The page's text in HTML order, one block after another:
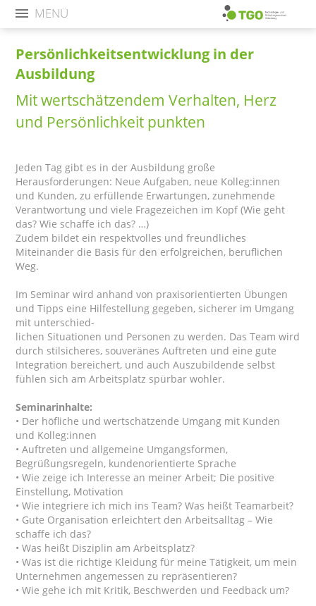
MENÜ
Persönlichkeitsentwicklung in der
Ausbildung
Mit wertschätzendem Verhalten, Herz
und Persönlichkeit punkten
Jeden Tag gibt es in der Ausbildung große
Herausforderungen: Neue Aufgaben, neue Kolleg:innen
und Kunden, zu erfüllende Erwartungen, zunehmende
Verantwortung und viele Fragezeichen im Kopf (Wie geht
das? Wie schaffe ich das? …)
Zudem bildet ein respektvolles und freundliches
Miteinander die Basis für den erfolgreichen, beruflichen
Weg.
Im Seminar wird anhand von praxisorientierten Übungen
und Tipps eine Hilfestellung gegeben, sicherer im Umgang
mit unterschied-
lichen Situationen und Personen zu werden. Das Team wird
durch stilsicheres, souveränes Auftreten und eine gute
Integration bereichert, und auch Auszubildende selbst
fühlen sich am Arbeitsplatz spürbar wohler.
Seminarinhalte:
• Der höfliche und wertschätzende Umgang mit Kunden
und Kolleg:innen
• Auftreten und allgemeine Umgangsformen,
Begrüßungsregeln, kundenorientierte Sprache
• Wie zeige ich Interesse an meiner Arbeit; Die positive
Einstellung, Motivation
• Wie integriere ich mich ins Team? Was heißt Teamarbeit?
• Gute Organisation erleichtert den Arbeitsalltag – Wie
schaffe ich das?
• Was heißt Disziplin am Arbeitsplatz?
• Was ist die richtige Kleidung für meine Tätigkeit, um mein
Unternehmen angemessen zu repräsentieren?
• Wie gehe ich mit Kritik, Beschwerden und Feedback um?